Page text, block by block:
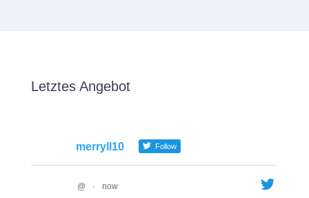
Letztes Angebot
merryll10 Follow
@ · now